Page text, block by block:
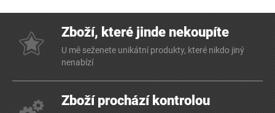
Zboží, které jinde nekoupíte
U mě seženete unikátní produkty, které nikdo jiný
nenabízí
Zboží prochází kontrolou